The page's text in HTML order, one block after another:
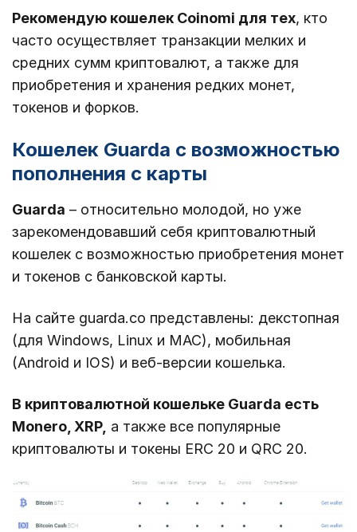
Рекомендую кошелек Coinomi для тех, кто
часто осуществляет транзакции мелких и
средних сумм криптовалют, а также для
приобретения и хранения редких монет,
токенов и форков.
Кошелек Guarda с возможностью
пополнения с карты
Guarda – относительно молодой, но уже
зарекомендовавший себя криптовалютный
кошелек с возможностью приобретения монет
и токенов с банковской карты.
На сайте guarda.co представлены: декстопная
(для Windows, Linux и MAC), мобильная
(Android и IOS) и веб-версии кошелька.
В криптовалютной кошельке Guarda есть
Monero, XRP, а также все популярные
криптовалюты и токены ERC 20 и QRC 20.